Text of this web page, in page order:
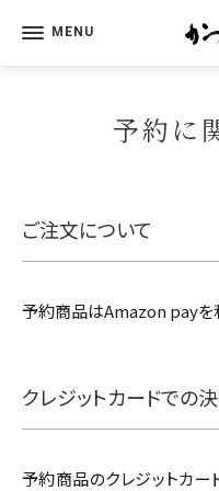
予約に
ご注文について
予約商品はAmazon payを
クレジットカードでの
予約商品のクレジットカ